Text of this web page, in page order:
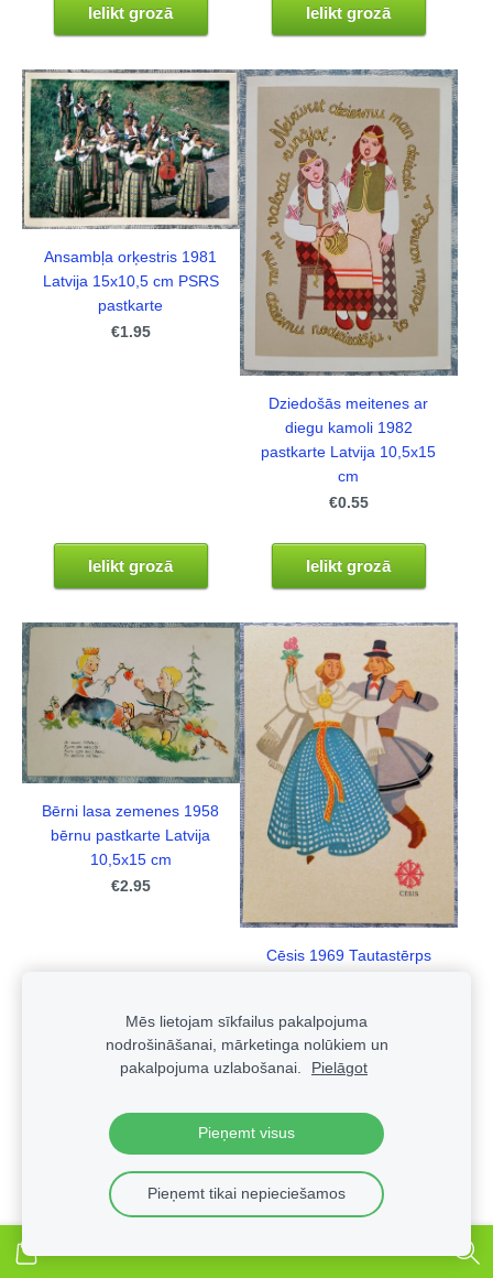
Ielikt grozā Ielikt grozā
Ansambļa orķestris 1981
Latvija 15x10,5 cm PSRS
pastkarte
€1.95
Ielikt grozā
Dziedošās meitenes ar
diegu kamoli 1982
pastkarte Latvija 10,5x15
cm
€0.55
Ielikt grozā
Bērni lasa zemenes 1958
bērnu pastkarte Latvija
10,5x15 cm
€2.95
Cēsis 1969 Tautastērps
€1.25
Mēs lietojam sīkfailus pakalpojuma
nodrošināšanai, mārketinga nolūkiem un
pakalpojuma uzlabošanai.
Pielāgot
Pieņemt visus
Pieņemt tikai nepieciešamos